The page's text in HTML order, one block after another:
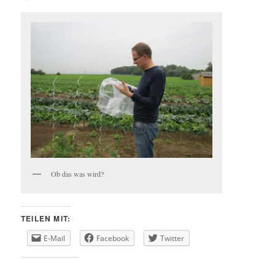
Ob das was wird?
TEILEN MIT:
E-Mail Facebook Twitter